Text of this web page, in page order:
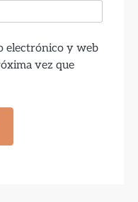
electrónico y web
vez que